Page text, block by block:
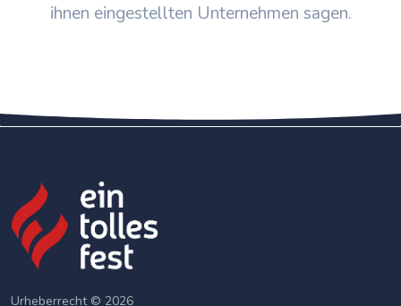
ihnen eingestellten Unternehmen sagen.
Urheberrecht © 2026